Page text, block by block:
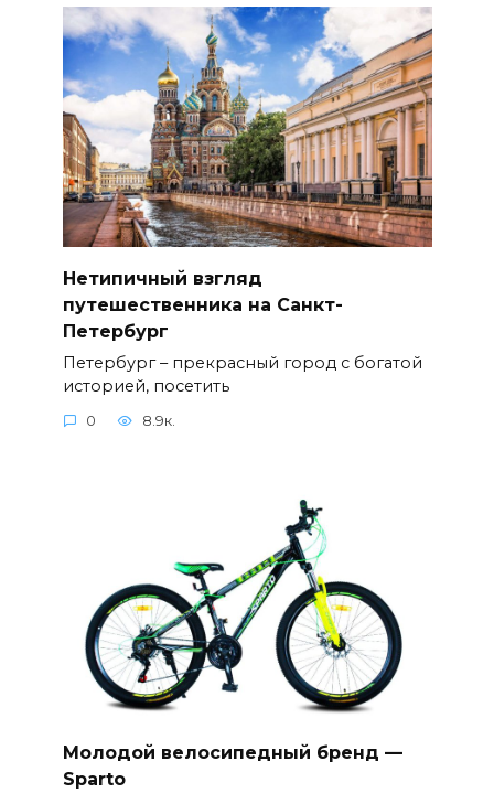
Нетипичный взгляд
путешественника на Санкт-
Петербург
Петербург – прекрасный город с богатой
историей, посетить
0 8.9к.
Молодой велосипедный бренд —
Sparto